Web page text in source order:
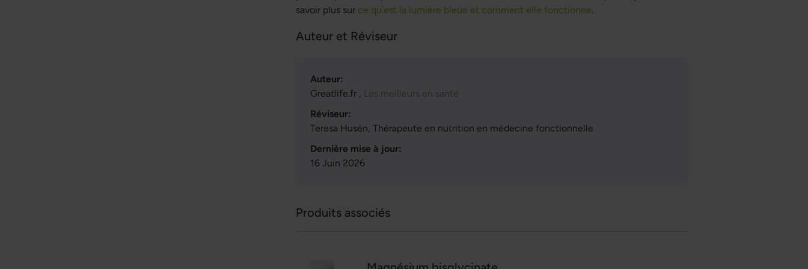
savoir plus sur ce qu’est la lumière bleue et comment elle fonctionne.
Auteur et Réviseur
Auteur:
Greatlife.fr , Les meilleurs en santé
Réviseur:
Teresa Husén, Thérapeute en nutrition en médecine fonctionnelle
Dernière mise à jour:
16 Juin 2026
Produits associés